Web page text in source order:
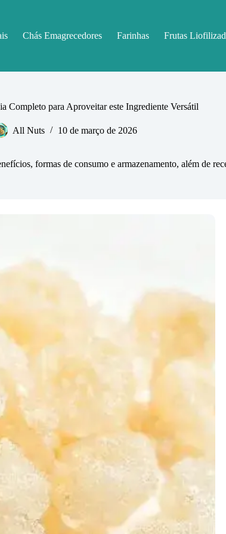
Chás Emagrecedores Farinhas Frutas
Completo para Aproveitar este Ingrediente Versátil
All Nuts 10 de março de 2026
formas de consumo e armazenamento, além de